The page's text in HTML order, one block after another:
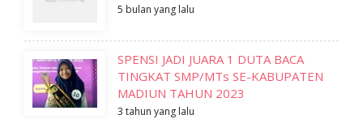
5 bulan yang lalu
SPENSI JADI JUARA 1 DUTA BACA
TINGKAT SMP/MTs SE-KABUPATEN
MADIUN TAHUN 2023
3 tahun yang lalu